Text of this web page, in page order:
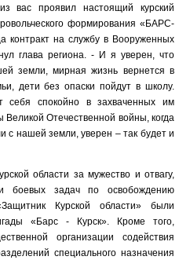
вас проявил настоящий курский
формирования «БАРС-
контракт на службу в Вооруженных
глава региона. - И я уверен, что
земли, мирная жизнь вернется в
дети без опаски пойдут в школу.
себя спокойно в захваченных им
Великой Отечественной войны, когда
с нашей земли, уверен – так будет и
области за мужество и отвагу,
боевых задач по освобождению
Курской области» были
«Барс - Курск». Кроме того,
организации содействия
специального назначения